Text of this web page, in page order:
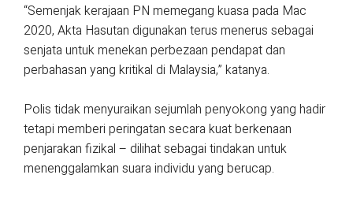
“Semenjak kerajaan PN memegang kuasa pada Mac
2020, Akta Hasutan digunakan terus menerus sebagai
senjata untuk menekan perbezaan pendapat dan
perbahasan yang kritikal di Malaysia,” katanya.
Polis tidak menyuraikan sejumlah penyokong yang hadir
tetapi memberi peringatan secara kuat berkenaan
penjarakan fizikal – dilihat sebagai tindakan untuk
menenggalamkan suara individu yang berucap.